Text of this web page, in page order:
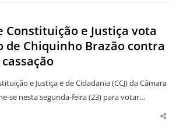
Constituição e Justiça vota
de Chiquinho Brazão contra
e Justiça e de Cidadania (CCJ) da Câmara
se nesta segunda-feira (23) para votar…